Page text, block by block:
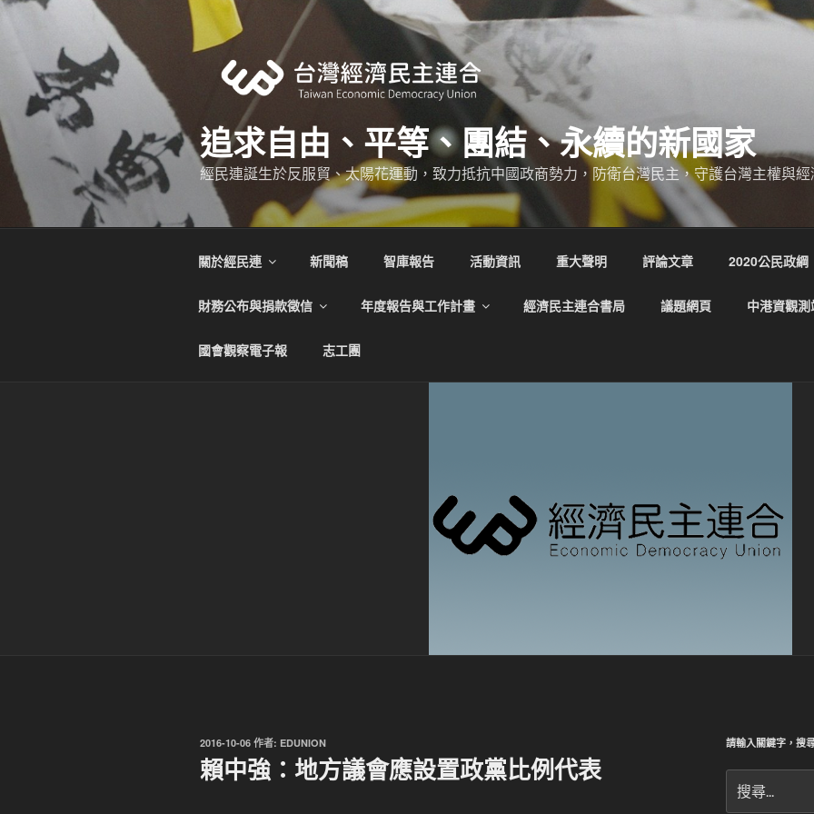
跳
容
追求自由、平等、團結、永續的新國家
經民連誕生於反服貿、太陽花運動，致力抵抗中國政商勢力，防衛台灣民主，守護台灣主權與
關於經民連 新聞稿 智庫報告 活動資訊 重大聲明 評論文章 2020公民政綱
財務公布與捐款徵信 年度報告與工作計畫 經濟民主連合書局 議題網頁 中港資觀測
國會觀察電子報 志工團
發
佈
於
2016-10-06 作者: EDUNION
賴中強：地方議會應設置政黨比例代表
請輸入關鍵字，搜
尋